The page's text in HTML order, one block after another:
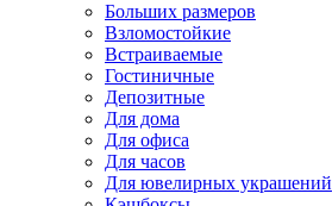
Больших размеров
Взломостойкие
Встраиваемые
Гостиничные
Депозитные
Для дома
Для офиса
Для часов
Для ювелирных украшений